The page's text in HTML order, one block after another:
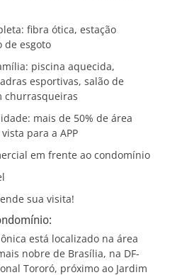
fibra ótica, estação
de esgoto
piscina aquecida,
esportivas, salão de
churrasqueiras
mais de 50% de área
para a APP
em frente ao condomínio
sua visita!
está localizado na área
nobre de Brasília, na DF-
Tororó, próximo ao Jardim